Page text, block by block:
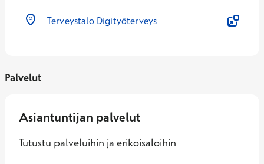
Terveystalo Digityöterveys
Palvelut
Asiantuntijan palvelut
Tutustu palveluihin ja erikoisaloihin